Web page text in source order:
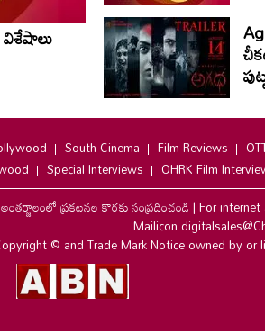
విశేషాలు
South Cinema Film Reviews
Special Interviews OHRK Film
అంతర్జాలంలో ప్రకటనల కొరకు సంప్రదించండి|For
Mailicon
© and Trade Mark Notice owned by or